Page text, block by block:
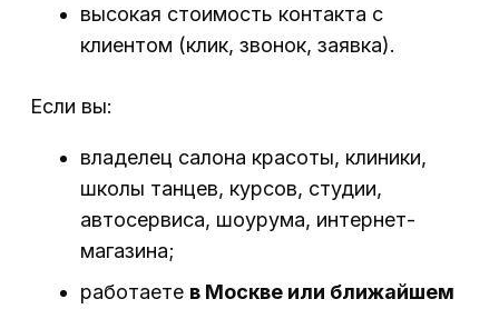
высокая стоимость контакта с
клиентом (клик, звонок, заявка).
Если вы:
владелец салона красоты, клиники,
школы танцев, курсов, студии,
автосервиса, шоурума, интернет-
магазина;
работаете в Москве или ближайшем